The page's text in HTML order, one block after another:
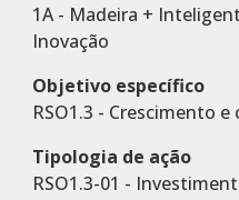
1A - Madeira +
Inovação
Objetivo específico
RSO1.3 - Crescimento
Tipologia de ação
RSO1.3-01 -